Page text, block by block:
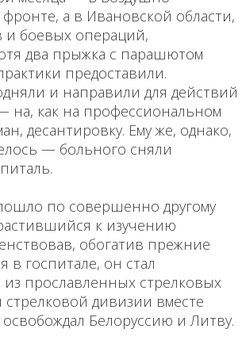
а в Иванов­ской области,
и боевых операций,
два прыжка с парашютом
предоставили.
и направили для действий
на, как на профессиональном
десантировку. Ему же, однако,
— больного сняли
по совер­шенно другому
к изу­чению
обогатив прежние
госпитале, он стал
прославленных стрелковых
стрелковой дивизии вместе
Белоруссию и Литву.